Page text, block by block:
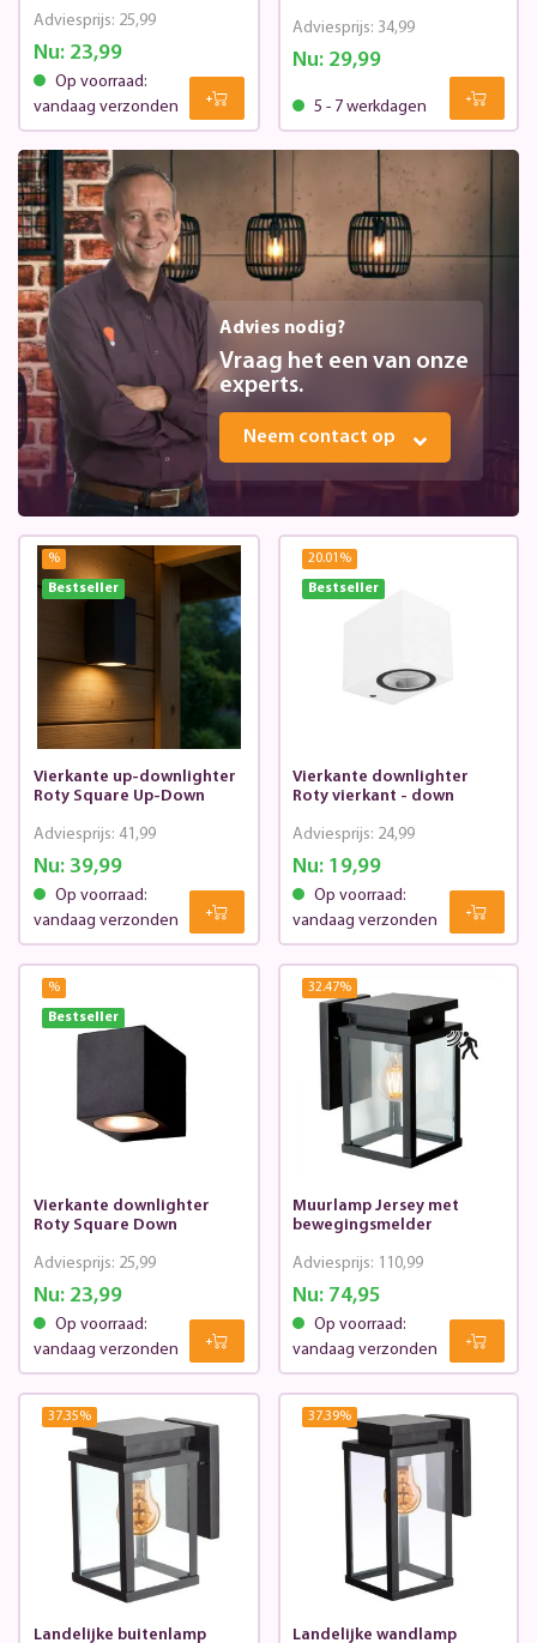
Nu:23,99
Adviesprijs: 25,99
Op voorraad:
vandaag verzonden
Nu: 29,99
Adviesprijs: 34,99
5 - 7 werkdagen
Advies nodig?
Vraag het een van onze
experts.
Neem contact op
%
Bestseller
Vierkante up-downlighter
Roty Square Up-Down
Nu:39,99
Adviesprijs: 41,99
Op voorraad:
vandaag verzonden
20.01 %
Bestseller
Vierkante downlighter
Roty vierkant - down
Nu: 19,99
Adviesprijs: 24,99
Op voorraad:
vandaag verzonden
%
Bestseller
Vierkante downlighter
Roty Square Down
Nu:23,99
Adviesprijs: 25,99
Op voorraad:
vandaag verzonden
32.47%
Muurlamp Jersey met
bewegingsmelder
Nu: 74,95
Adviesprijs: 110,99
Op voorraad:
vandaag verzonden
37.35%
Landelijke buitenlamp
37.39%
Landelijke wandlamp